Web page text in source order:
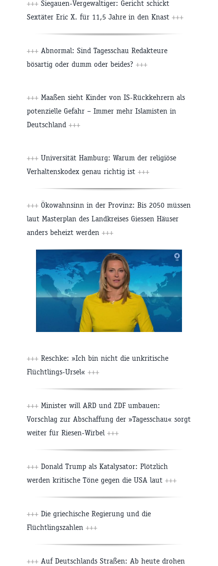
+++ Siegauen-Vergewaltiger: Gericht schickt
Sextäter Eric X. für 11,5 Jahre in den Knast +++
+++ Abnormal: Sind Tagesschau Redakteure
bösartig oder dumm oder beides? +++
+++ Maaßen sieht Kinder von IS-Rückkehrern als
potenzielle Gefahr – Immer mehr Islamisten in
Deutschland +++
+++ Universität Hamburg: Warum der religiöse
Verhaltenskodex genau richtig ist +++
+++ Ökowahnsinn in der Provinz: Bis 2050 müssen
laut Masterplan des Landkreises Giessen Häuser
anders beheizt werden +++
+++ Reschke: »Ich bin nicht die unkritische
Flüchtlings-Ursel« +++
+++ Minister will ARD und ZDF umbauen:
Vorschlag zur Abschaffung der »Tagesschau« sorgt
weiter für Riesen-Wirbel +++
+++ Donald Trump als Katalysator: Plötzlich
werden kritische Töne gegen die USA laut +++
+++ Die griechische Regierung und die
Flüchtlingszahlen +++
+++ Auf Deutschlands Straßen: Ab heute drohen